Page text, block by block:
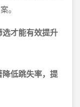
。
才能有效提升
低跳失率，提